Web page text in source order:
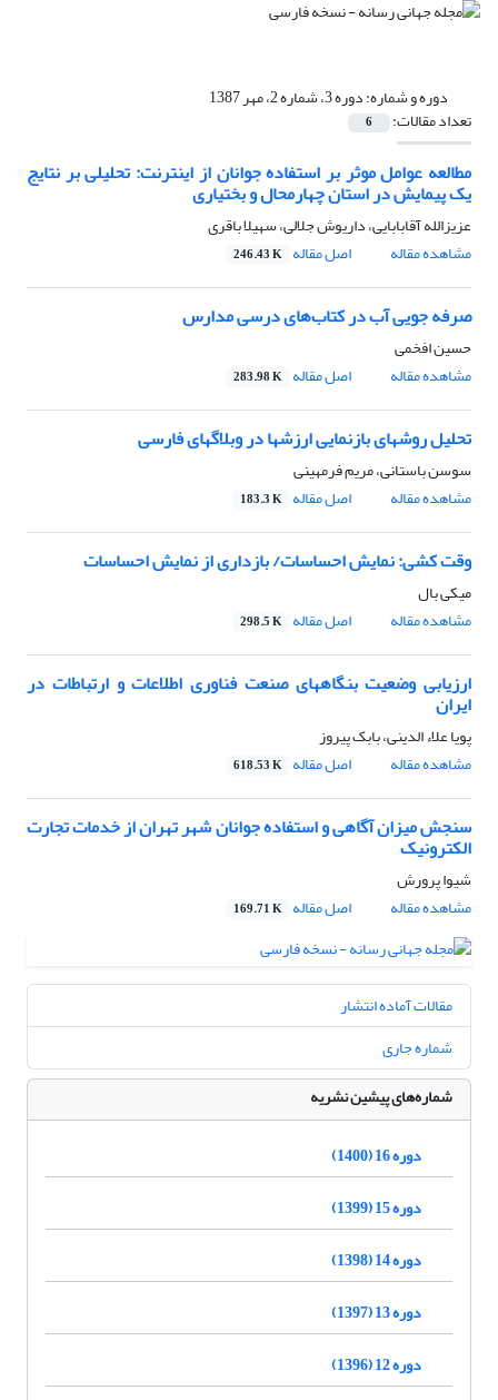
دوره و شماره:دوره 3، شماره 2، مهر 1387
تعداد مقالات: 6
مطالعه عوامل موثر بر استفاده جوانان از اینترنت: تحلیلی بر نتایج
یک پیمایش در استان چهارمحال و بختیاری
عزیزالله آقابابایی، داریوش جلالی، سهیلا باقری
مشاهده مقاله
اصل مقاله 246.43 K
صرفه جویی آب در کتاب‌های درسی مدارس
حسین افخمی
مشاهده مقاله
اصل مقاله 283.98 K
تحلیل روشهای بازنمایی ارزشها در وبلاگهای فارسی
سوسن باستانی، مریم فرمهینی
مشاهده مقاله
اصل مقاله 183.3 K
وقت کشی: نمایش احساسات/ بازداری از نمایش احساسات
میکی بال
مشاهده مقاله
اصل مقاله 298.5 K
ارزیابی وضعیت بنگاههای صنعت فناوری اطلاعات و ارتباطات در
ایران
پویا علاء الدینی، بابک پیروز
مشاهده مقاله
اصل مقاله 618.53 K
سنجش میزان آگاهی و استفاده جوانان شهر تهران از خدمات تجارت
الکترونیک
شیوا پرورش
مشاهده مقاله
اصل مقاله 169.71 K
مقالات آماده انتشار
شماره جاری
شماره‌های پیشین نشریه
دوره 16 (1400)
دوره 15 (1399)
دوره 14 (1398)
دوره 13 (1397)
دوره 12 (1396)